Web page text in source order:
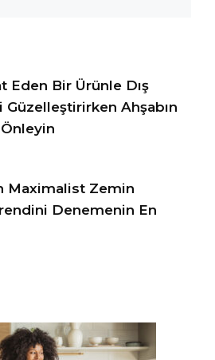
Eden Bir Ürünle Dış
Güzelleştirirken Ahşabın
Maximalist Zemin
Denemenin En